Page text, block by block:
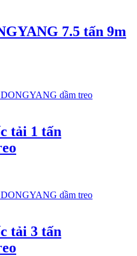
7.5 tấn 9m
tải 1 tấn
tải 3 tấn